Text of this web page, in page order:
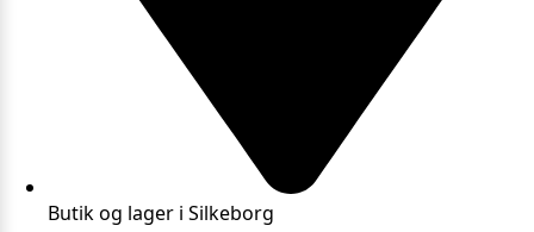
Butik og lager i Silkeborg